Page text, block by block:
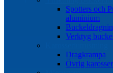
Spotters och
aluminium
Verktyg
Dragkrampa
Övrig